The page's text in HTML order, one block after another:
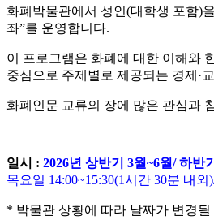
화폐박물관에서 성인(대학생 포함)
좌”를 운영합니다.
이 프로그램은 화폐에 대한 이해와
중심으로 주제별로 제공되는 경제·
화폐인문 교류의 장에 많은 관심과
일시 : 2026년 상반기 3월~6월/하반기
목요일 14:00~15:30(1시간 30분 내외
* 박물관 상황에 따라 날짜가 변경